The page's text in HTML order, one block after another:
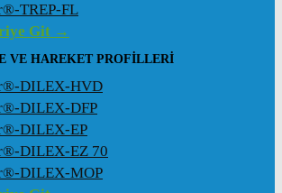
TREP-FL
Git →
VE HAREKET PROFILLERI
DILEX-HVD
DILEX-DFP
DILEX-EP
DILEX-EZ 70
DILEX-MOP